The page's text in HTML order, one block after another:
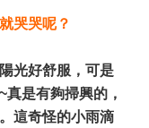
哭哭呢？
光好舒服，可是
是有夠掃興的，
這奇怪的小雨滴